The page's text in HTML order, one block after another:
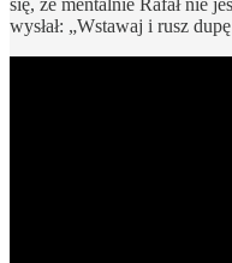
wysłał: „Wstawaj i rusz